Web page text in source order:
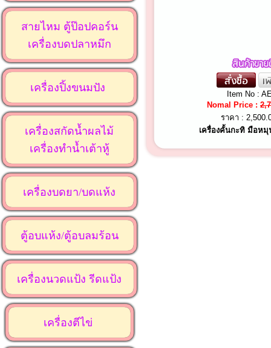
สายไหม ตู้ป๊อปคอร์น
เครื่องบดปลาหมึก
เครื่องปิ้งขนมปัง
เครื่องสกัดน้ำผลไม้
เครื่องทำน้ำเต้าหู้
เครื่องบดยา/บดแห้ง
ตู้อบแห้ง/ตู้อบลมร้อน
เครื่องนวดแป้ง รีดแป้ง
เครื่องตีไข่
Item No :
Nomal Price :
ราคา :
เครื่องคั้นกะทิ มือห